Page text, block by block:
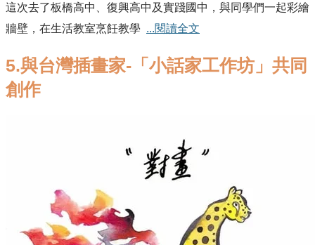
這次去了板橋高中、復興高中及實踐國中，與同學們一起彩繪
牆壁，在生活教室烹飪教學 ...閱讀全文
5.與台灣插畫家-「小話家工作坊」共同
創作